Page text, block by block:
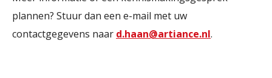
plannen? Stuur dan een e-mail met uw
contactgegevens naar d.haan@artiance.nl.